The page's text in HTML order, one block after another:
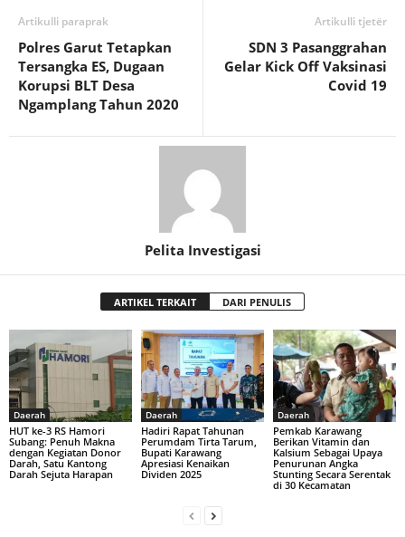
Artikulli paraprak
Polres Garut Tetapkan
Tersangka ES, Dugaan
Korupsi BLT Desa
Ngamplang Tahun 2020
Artikulli tjetër
SDN 3 Pasanggrahan
Gelar Kick Off Vaksinasi
Covid 19
Pelita Investigasi
ARTIKEL TERKAIT DARI PENULIS
Daerah
HUT ke-3 RS Hamori
Subang: Penuh Makna
dengan Kegiatan Donor
Darah, Satu Kantong
Darah Sejuta Harapan
Daerah
Hadiri Rapat Tahunan
Perumdam Tirta Tarum,
Bupati Karawang
Apresiasi Kenaikan
Dividen 2025
Daerah
Pemkab Karawang
Berikan Vitamin dan
Kalsium Sebagai Upaya
Penurunan Angka
Stunting Secara Serentak
di 30 Kecamatan